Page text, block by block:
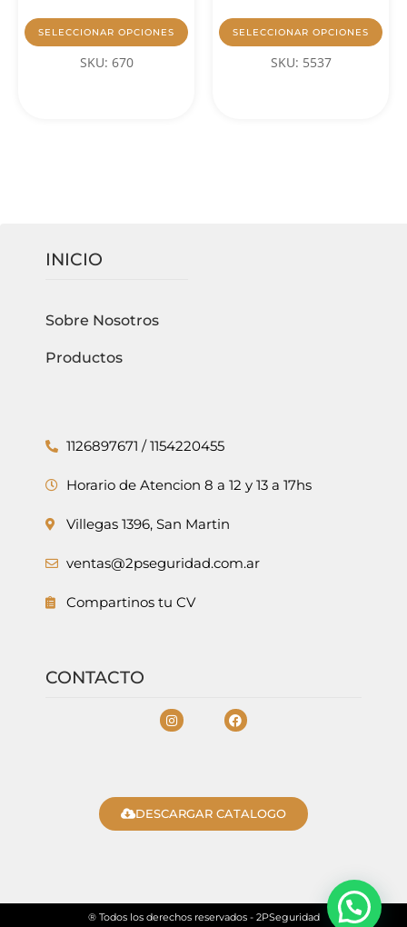
SELECCIONAR OPCIONES
SKU: 670
SELECCIONAR OPCIONES
SKU: 5537
INICIO
Sobre Nosotros
Productos
1126897671 / 1154220455
Horario de Atencion 8 a 12 y 13 a 17hs
Villegas 1396, San Martin
ventas@2pseguridad.com.ar
Compartinos tu CV
CONTACTO
DESCARGAR CATALOGO
® Todos los derechos reservados - 2PSeguridad